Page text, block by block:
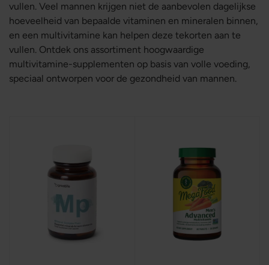
vullen. Veel mannen krijgen niet de aanbevolen dagelijkse
hoeveelheid van bepaalde vitaminen en mineralen binnen,
en een multivitamine kan helpen deze tekorten aan te
vullen. Ontdek ons assortiment hoogwaardige
multivitamine-supplementen op basis van volle voeding,
speciaal ontworpen voor de gezondheid van mannen.